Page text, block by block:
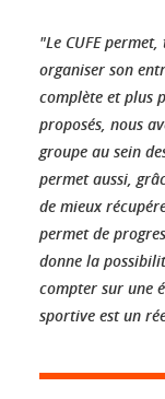
"Le CUFE
organiser son
complète et plus
proposés, nous
groupe au sein
permet aussi,
de mieux
permet de
donne la
compter sur une
sportive est un